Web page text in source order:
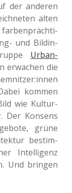
der ande­ren
alten
far­ben­präch­ti­
und Bild­in­
Urban­
erwa­chen die
kommen
wie Kul­tur­
Der Kon­sens
grüne
bestim­
Intel­li­genz
Und brin­gen